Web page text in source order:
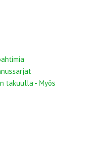
takuulla - Myös